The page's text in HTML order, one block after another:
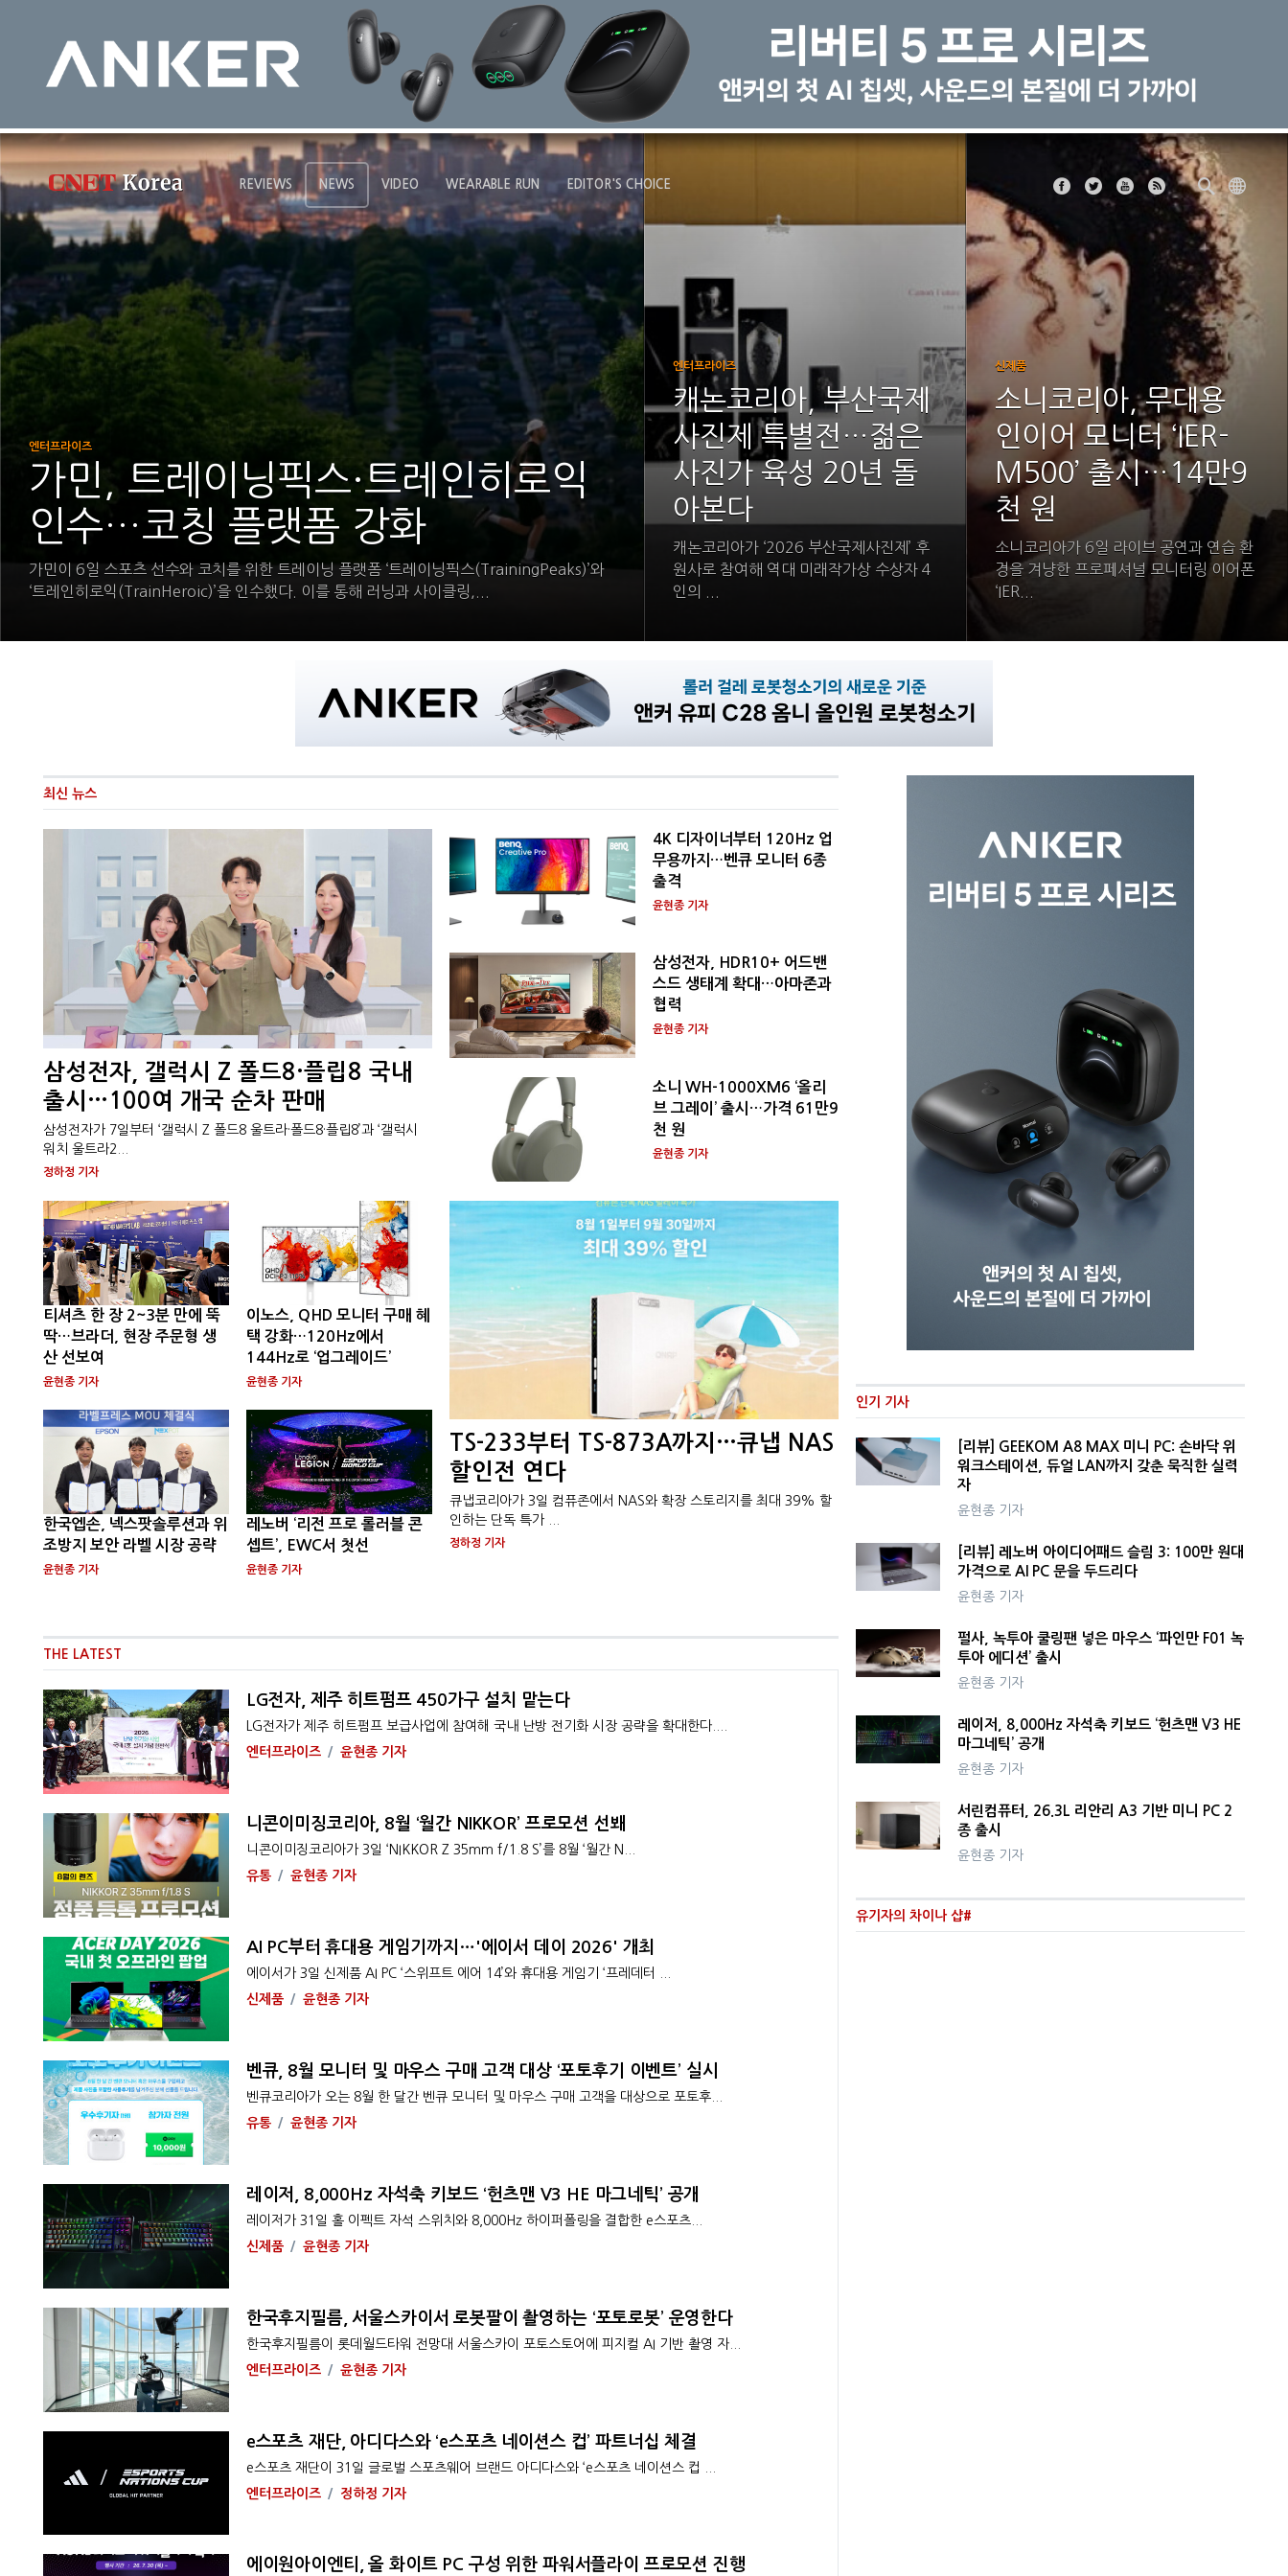
REVIEWS NEWS VIDEO WEARABLE RUN EDITOR'S CHOICE
엔터프라이즈
가민, 트레이닝픽스·트레인히로익
인수…코칭 플랫폼 강화
가민이 6일 스포츠 선수와 코치를 위한 트레이닝 플랫폼 ‘트레이닝픽스(TrainingPeaks)’와
‘트레인히로익(TrainHeroic)’을 인수했다. 이를 통해 러닝과 사이클링,...
엔터프라이즈
캐논코리아, 부산국제
사진제 특별전…젊은
사진가 육성 20년 돌
아본다
캐논코리아가 ‘2026 부산국제사진제’ 후
원사로 참여해 역대 미래작가상 수상자 4
인의 ...
신제품
소니코리아, 무대용
인이어 모니터 ‘IER-
M500’ 출시…14만9
천 원
소니코리아가 6일 라이브 공연과 연습 환
경을 겨냥한 프로페셔널 모니터링 이어폰
‘IER...
최신 뉴스
삼성전자, 갤럭시 Z 폴드8·플립8 국내
출시…100여 개국 순차 판매
삼성전자가 7일부터 ‘갤럭시 Z 폴드8 울트라·폴드8·플립8’과 ‘갤럭시
워치 울트라2...
정하정 기자
4K 디자이너부터 120Hz 업
무용까지…벤큐 모니터 6종
출격
윤현종 기자
삼성전자, HDR10+ 어드밴
스드 생태계 확대…아마존과
협력
윤현종 기자
소니 WH-1000XM6 ‘올리
브 그레이’ 출시…가격 61만9
천 원
윤현종 기자
티셔츠 한 장 2~3분 만에 뚝
딱…브라더, 현장 주문형 생
산 선보여
윤현종 기자
이노스, QHD 모니터 구매 혜
택 강화…120Hz에서
144Hz로 ‘업그레이드’
윤현종 기자
한국엡손, 넥스팟솔루션과 위
조방지 보안 라벨 시장 공략
윤현종 기자
레노버 ‘리전 프로 롤러블 콘
셉트’, EWC서 첫선
윤현종 기자
TS-233부터 TS-873A까지…큐냅 NAS
할인전 연다
큐냅코리아가 3일 컴퓨존에서 NAS와 확장 스토리지를 최대 39% 할
인하는 단독 특가 ...
정하정 기자
THE LATEST
LG전자, 제주 히트펌프 450가구 설치 맡는다
LG전자가 제주 히트펌프 보급사업에 참여해 국내 난방 전기화 시장 공략을 확대한다....
엔터프라이즈
윤현종 기자
니콘이미징코리아, 8월 ‘월간 NIKKOR’ 프로모션 선봬
니콘이미징코리아가 3일 ‘NIKKOR Z 35mm f/1.8 S’를 8월 ‘월간 N...
유통
윤현종 기자
AI PC부터 휴대용 게임기까지…'에이서 데이 2026' 개최
에이서가 3일 신제품 AI PC ‘스위프트 에어 14’와 휴대용 게임기 ‘프레데터 ...
신제품
윤현종 기자
벤큐, 8월 모니터 및 마우스 구매 고객 대상 ‘포토후기 이벤트’ 실시
벤큐코리아가 오는 8월 한 달간 벤큐 모니터 및 마우스 구매 고객을 대상으로 포토후...
유통
윤현종 기자
레이저, 8,000Hz 자석축 키보드 ‘헌츠맨 V3 HE 마그네틱’ 공개
레이저가 31일 홀 이펙트 자석 스위치와 8,000Hz 하이퍼폴링을 결합한 e스포츠...
신제품
윤현종 기자
한국후지필름, 서울스카이서 로봇팔이 촬영하는 ‘포토로봇’ 운영한다
한국후지필름이 롯데월드타워 전망대 서울스카이 포토스토어에 피지컬 AI 기반 촬영 자...
엔터프라이즈
윤현종 기자
e스포츠 재단, 아디다스와 ‘e스포츠 네이션스 컵’ 파트너십 체결
e스포츠 재단이 31일 글로벌 스포츠웨어 브랜드 아디다스와 ‘e스포츠 네이션스 컵 ...
엔터프라이즈
정하정 기자
에이원아이엔티, 올 화이트 PC 구성 위한 파워서플라이 프로모션 진행
인기 기사
[리뷰] GEEKOM A8 MAX 미니 PC: 손바닥 위
워크스테이션, 듀얼 LAN까지 갖춘 묵직한 실력
자
윤현종 기자
[리뷰] 레노버 아이디어패드 슬림 3: 100만 원대
가격으로 AI PC 문을 두드리다
윤현종 기자
펄사, 녹투아 쿨링팬 넣은 마우스 ‘파인만 F01 녹
투아 에디션’ 출시
윤현종 기자
레이저, 8,000Hz 자석축 키보드 ‘헌츠맨 V3 HE
마그네틱’ 공개
윤현종 기자
서린컴퓨터, 26.3L 리안리 A3 기반 미니 PC 2
종 출시
윤현종 기자
유기자의 차이나 샵#